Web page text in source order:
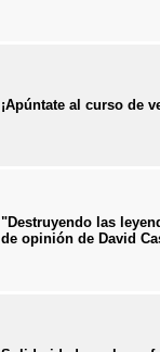
¡Apúntate al curso de
"Destruyendo las
de opinión de David